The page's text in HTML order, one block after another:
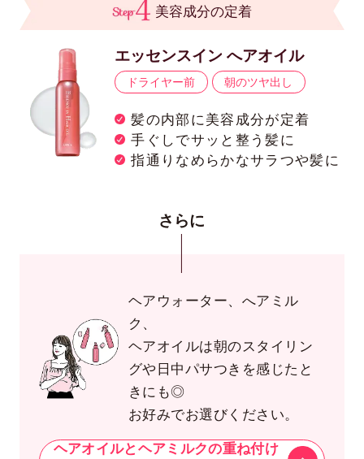
美容成分の定着
エッセンスイン へアオイル
ドライヤー前 朝のツヤ出し
髪の内部に美容成分が定着
手ぐしでサッと整う髪に
指通りなめらかなサラつや髪に
さらに
ヘアウォーター、へアミル
ク、
ヘアオイルは朝のスタイリン
グや日中パサつきを感じたと
きにも◎
お好みでお選びください。
ヘアオイルとヘアミルクの重ね付け